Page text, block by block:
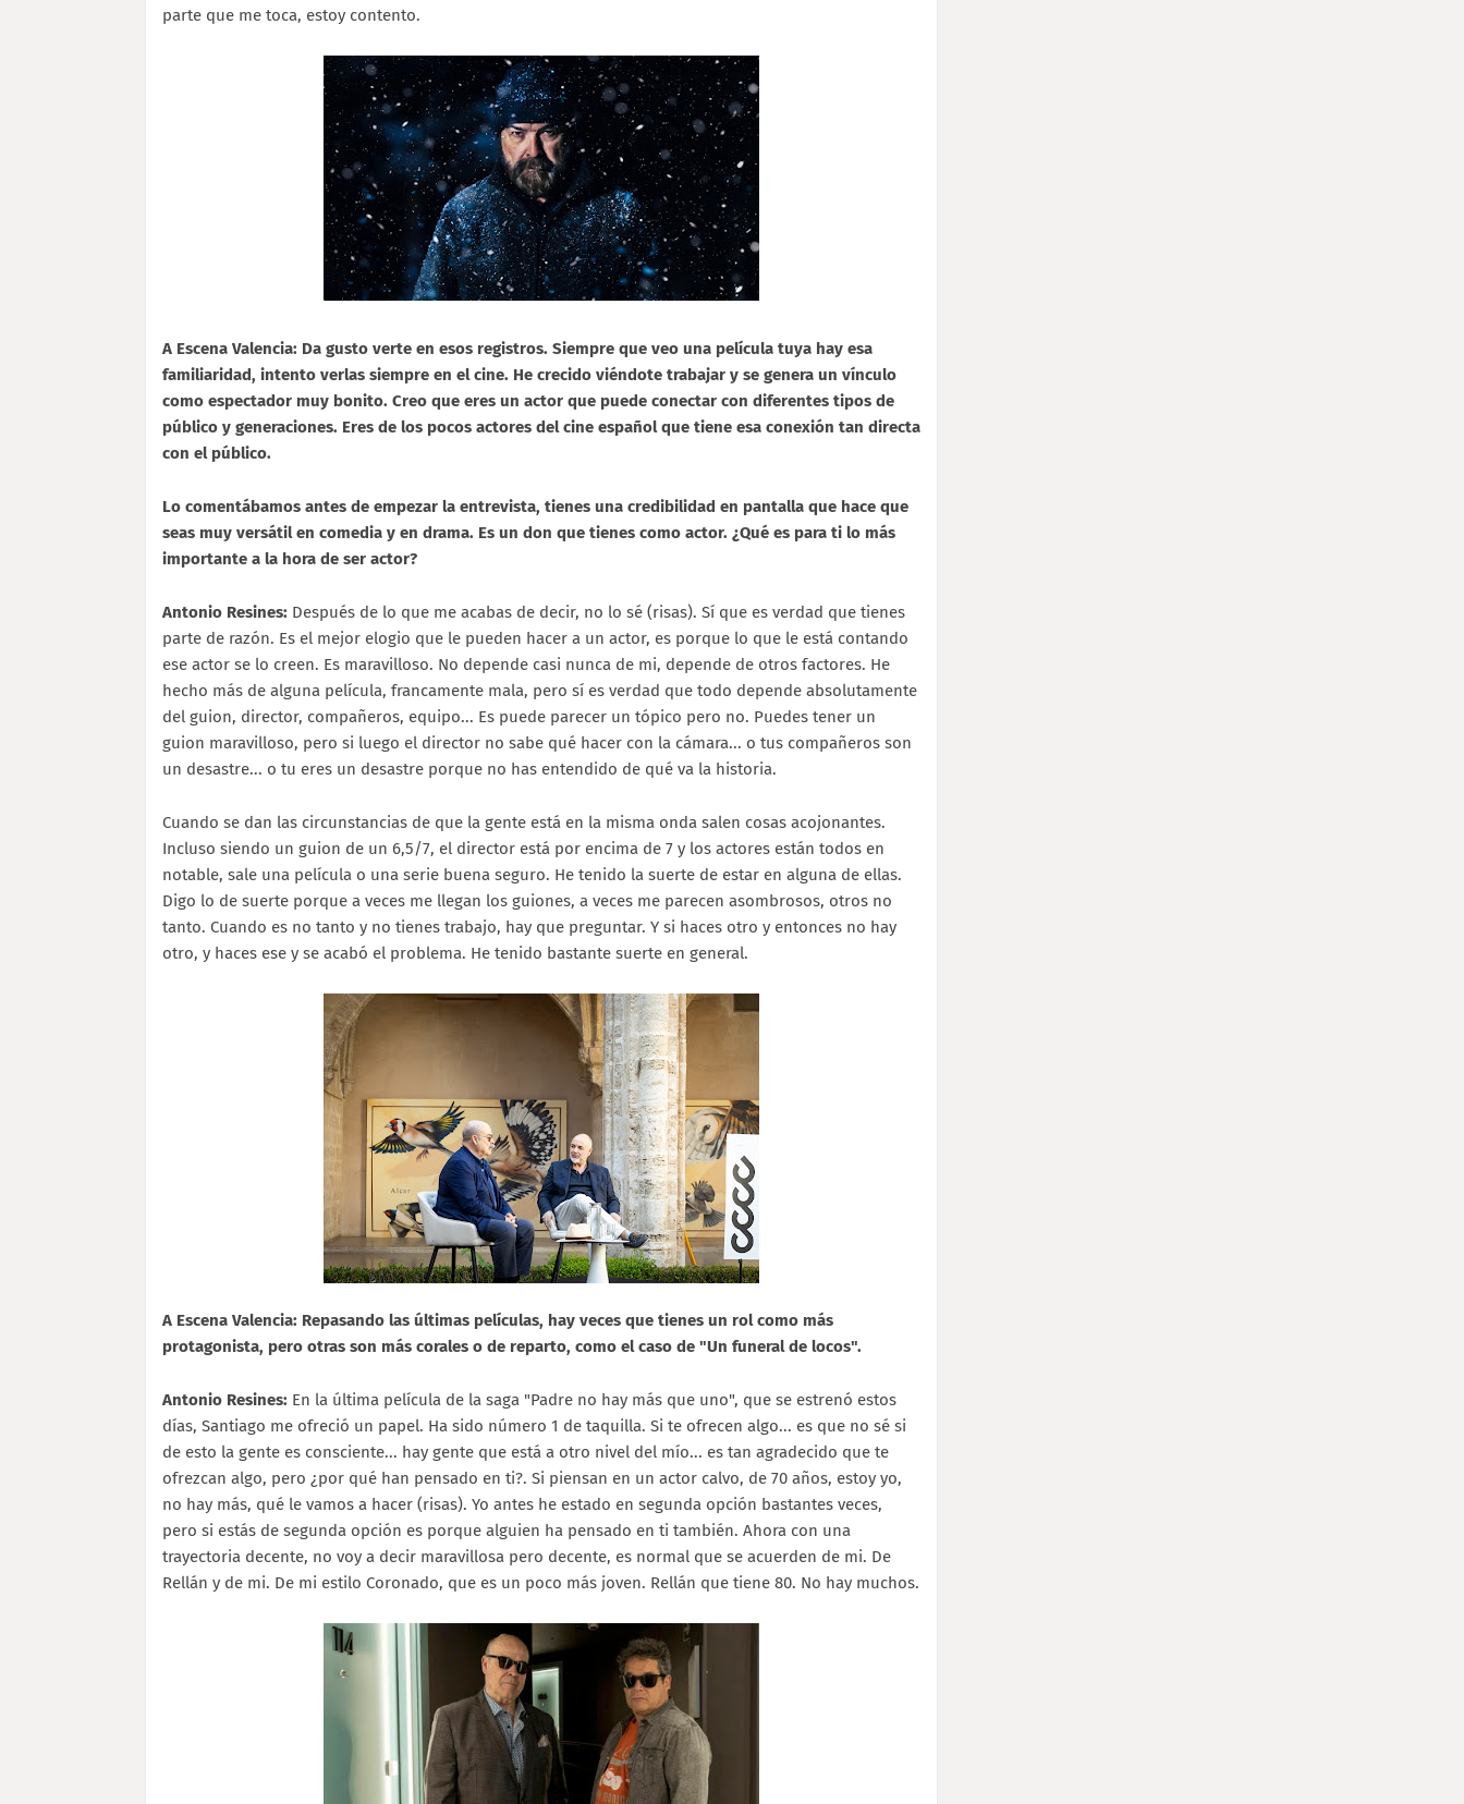
parte que me toca, estoy contento.
A Escena Valencia: Da gusto verte en esos registros. Siempre que veo una película tuya hay esa
familiaridad, intento verlas siempre en el cine. He crecido viéndote trabajar y se genera un vínculo
como espectador muy bonito. Creo que eres un actor que puede conectar con diferentes tipos de
público y generaciones. Eres de los pocos actores del cine español que tiene esa conexión tan directa
con el público.
Lo comentábamos antes de empezar la entrevista, tienes una credibilidad en pantalla que hace que
seas muy versátil en comedia y en drama. Es un don que tienes como actor. ¿Qué es para ti lo más
importante a la hora de ser actor?
Antonio Resines: Después de lo que me acabas de decir, no lo sé (risas). Sí que es verdad que tienes
parte de razón. Es el mejor elogio que le pueden hacer a un actor, es porque lo que le está contando
ese actor se lo creen. Es maravilloso. No depende casi nunca de mi, depende de otros factores. He
hecho más de alguna película, francamente mala, pero sí es verdad que todo depende absolutamente
del guion, director, compañeros, equipo... Es puede parecer un tópico pero no. Puedes tener un
guion maravilloso, pero si luego el director no sabe qué hacer con la cámara... o tus compañeros son
un desastre... o tu eres un desastre porque no has entendido de qué va la historia.
Cuando se dan las circunstancias de que la gente está en la misma onda salen cosas acojonantes.
Incluso siendo un guion de un 6,5/7, el director está por encima de 7 y los actores están todos en
notable, sale una película o una serie buena seguro. He tenido la suerte de estar en alguna de ellas.
Digo lo de suerte porque a veces me llegan los guiones, a veces me parecen asombrosos, otros no
tanto. Cuando es no tanto y no tienes trabajo, hay que preguntar. Y si haces otro y entonces no hay
otro, y haces ese y se acabó el problema. He tenido bastante suerte en general.
A Escena Valencia: Repasando las últimas películas, hay veces que tienes un rol como más
protagonista, pero otras son más corales o de reparto, como el caso de "Un funeral de locos".
Antonio Resines: En la última película de la saga "Padre no hay más que uno", que se estrenó estos
días, Santiago me ofreció un papel. Ha sido número 1 de taquilla. Si te ofrecen algo... es que no sé si
de esto la gente es consciente... hay gente que está a otro nivel del mío... es tan agradecido que te
ofrezcan algo, pero ¿por qué han pensado en ti?. Si piensan en un actor calvo, de 70 años, estoy yo,
no hay más, qué le vamos a hacer (risas). Yo antes he estado en segunda opción bastantes veces,
pero si estás de segunda opción es porque alguien ha pensado en ti también. Ahora con una
trayectoria decente, no voy a decir maravillosa pero decente, es normal que se acuerden de mi. De
Rellán y de mi. De mi estilo Coronado, que es un poco más joven. Rellán que tiene 80. No hay muchos.